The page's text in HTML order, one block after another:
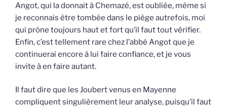
Angot, qui la donnait à Chemazé, est oubliée, même si
je reconnais être tombée dans le piège autrefois, moi
qui prône toujours haut et fort qu’il faut tout vérifier.
Enfin, c’est tellement rare chez l’abbé Angot que je
continuerai encore à lui faire confiance, et je vous
invite à en faire autant.
Il faut dire que les Joubert venus en Mayenne
compliquent singulièrement leur analyse, puisqu’il faut